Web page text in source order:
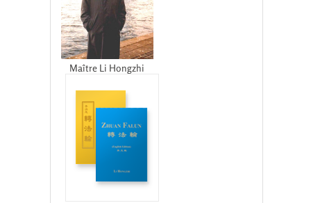
Maître Li Hongzhi